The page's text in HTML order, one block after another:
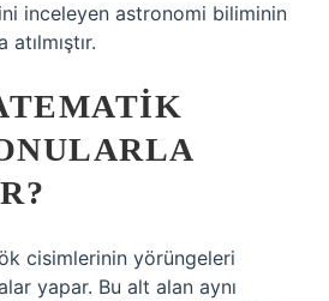
inceleyen astronomi biliminin
cisimlerinin yörüngeleri
yapar. Bu alt alan aynı